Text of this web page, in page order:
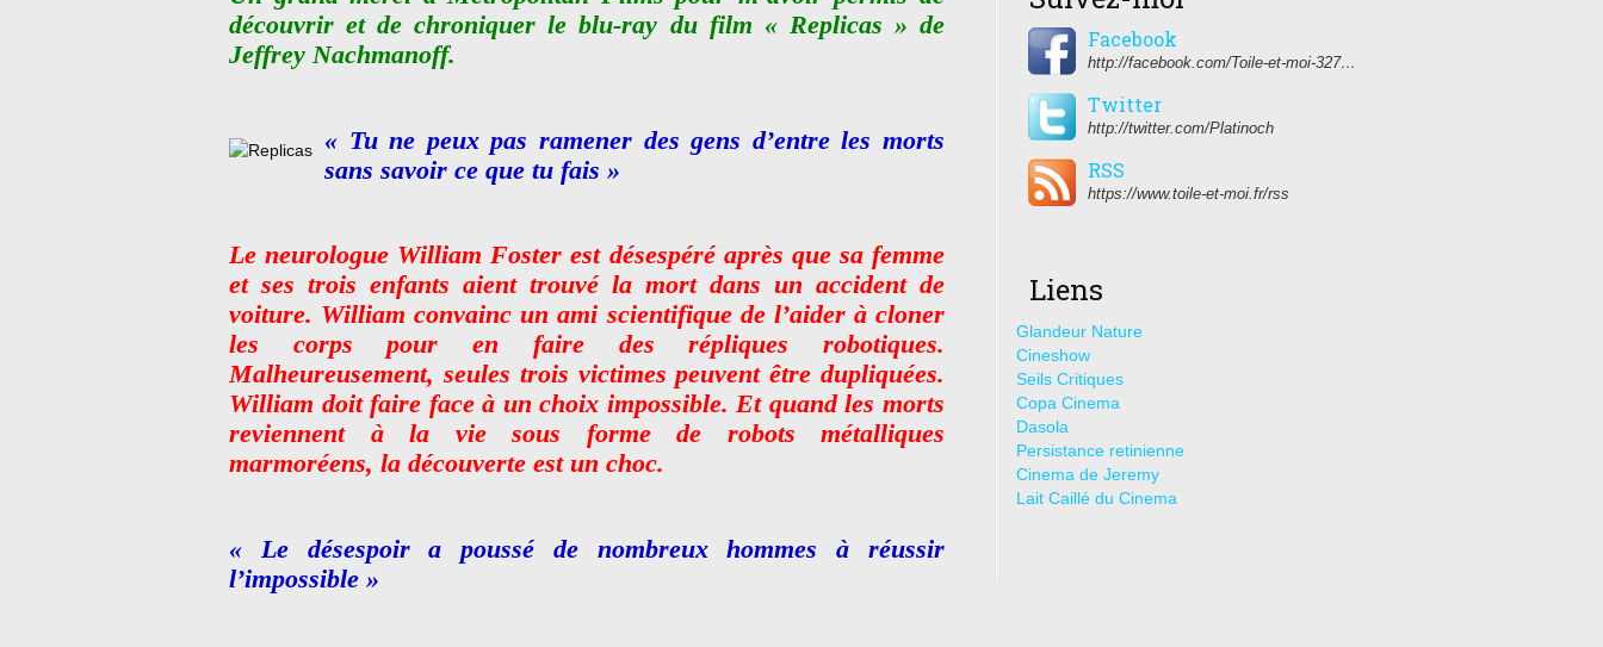
découvrir et de chroniquer le blu-ray du film « Replicas » de
Jeffrey Nachmanoff.
« Tu ne peux pas ramener des gens d’entre les morts
sans savoir ce que tu fais »
Le neurologue William Foster est désespéré après que sa femme
et ses trois enfants aient trouvé la mort dans un accident de
voiture. William convainc un ami scientifique de l’aider à cloner
les corps pour en faire des répliques robotiques.
Malheureusement, seules trois victimes peuvent être dupliquées.
William doit faire face à un choix impossible. Et quand les morts
reviennent à la vie sous forme de robots métalliques
marmoréens, la découverte est un choc.
« Le désespoir a poussé de nombreux hommes à réussir
l’impossible »
Facebook
http://facebook.com/Toile-et-moi-327459350627274/
Twitter
http://twitter.com/Platinoch
RSS
https://www.toile-et-moi.fr/rss
Liens
Glandeur Nature
Cineshow
Seils Critiques
Copa Cinema
Dasola
Persistance retinienne
Cinema de Jeremy
Lait Caillé du Cinema